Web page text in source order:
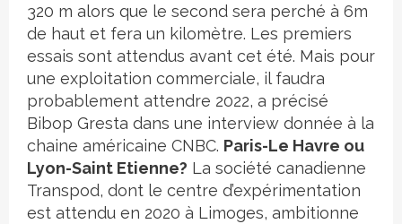
320 m alors que le second sera perché à 6m
de haut et fera un kilomètre. Les premiers
essais sont attendus avant cet été. Mais pour
une exploitation commerciale, il faudra
probablement attendre 2022, a précisé
Bibop Gresta dans une interview donnée à la
chaine américaine CNBC. Paris-Le Havre ou
Lyon-Saint Etienne? La société canadienne
Transpod, dont le centre d’expérimentation
est attendu en 2020 à Limoges, ambitionne